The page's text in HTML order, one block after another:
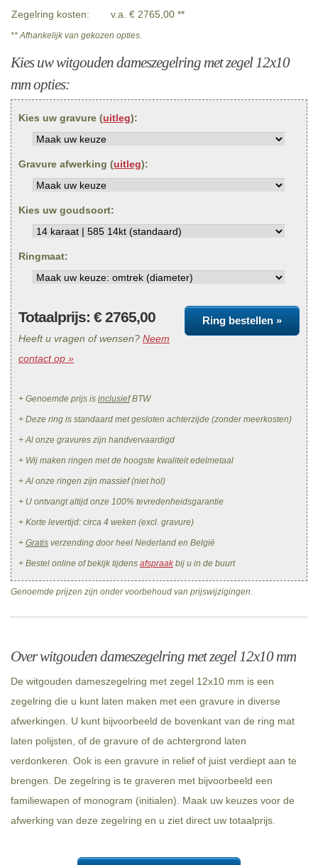
Zegelring kosten:
v.a. € 2765,00 **
** Afhankelijk van gekozen opties.
Kies uw witgouden dameszegelring met zegel 12x10
mm opties:
Kies uw gravure (uitleg):
Gravure afwerking (uitleg):
Kies uw goudsoort:
Ringmaat:
Ring bestellen »
Totaalprijs: €2765,00
Heeft u vragen of wensen? Neem
contact op »
+ Genoemde prijs is inclusiefBTW
+ Deze ring is standaard met gesloten achterzijde (zonder meerkosten)
+ Al onze gravures zijn handvervaardigd
+ Wij maken ringen met de hoogste kwaliteit edelmetaal
+ Al onze ringen zijn massief (niet hol)
+ U ontvangt altijd onze 100% tevredenheidsgarantie
+ Korte levertijd: circa 4 weken (excl. gravure)
+ Gratis verzending door heel Nederland en België
+ Bestel online of bekijk tijdens afspraakbij u in de buurt
Genoemde prijzen zijn onder voorbehoud van prijswijzigingen.
Over witgouden dameszegelring met zegel 12x10 mm
De witgouden dameszegelring met zegel 12x10 mm is een
zegelring die u kunt laten maken met een gravure in diverse
afwerkingen. U kunt bijvoorbeeld de bovenkant van de ring mat
laten polijsten, of de gravure of de achtergrond laten
verdonkeren. Ook is een gravure in relief of juist verdiept aan te
brengen. De zegelring is te graveren met bijvoorbeeld een
familiewapen of monogram (initialen). Maak uw keuzes voor de
afwerking van deze zegelring en u ziet direct uw totaalprijs.